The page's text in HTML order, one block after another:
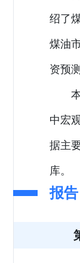
绍了
煤油
资预
中宏
据主
库。
报